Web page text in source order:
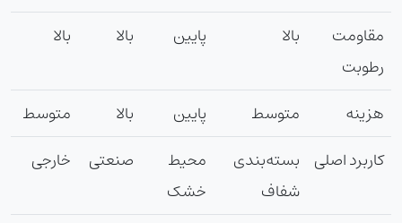
مقاومت
رطوبت
بالا پایین بالا بالا
هزینه متوسط پایین بالا
متوسط
کاربرد اصلی بسته‌بندی
شفاف
محیط
خشک
صنعتی خارجی